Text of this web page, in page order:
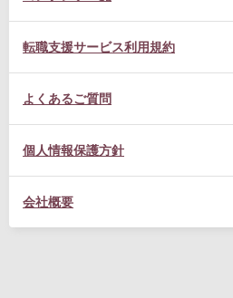
転職支援サービス利用規約
よくあるご質問
個人情報保護方針
会社概要